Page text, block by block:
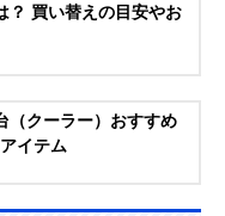
？ 買い替えの目安やお
（クーラー）おすすめ
イテム